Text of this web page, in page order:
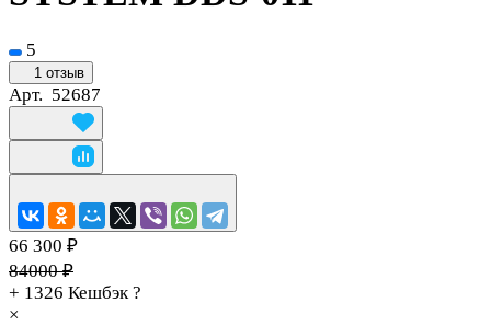
5
1 отзыв
Арт. 52687
66 300 ₽
84000 ₽
+ 1326 Кешбэк ?
×